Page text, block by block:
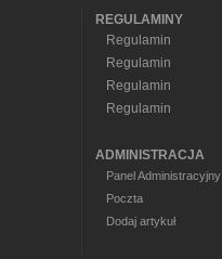
REGULAMINY
Regulamin
Regulamin
Regulamin
Regulamin
ADMINISTRACJA
Panel Administracyjny
Poczta
Dodaj artykuł